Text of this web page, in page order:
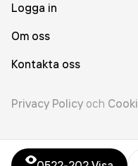
Logga in
Om oss
Kontakta oss
Privacy Policy och